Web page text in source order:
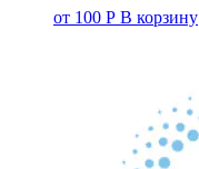
от 100 Р В корзину